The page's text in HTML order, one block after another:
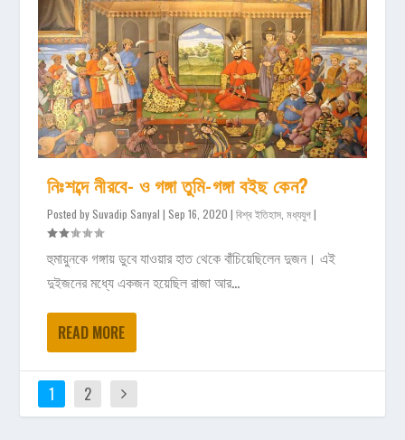
নিঃশব্দে নীরবে- ও গঙ্গা তুমি-গঙ্গা বইছ কেন?
Posted by Suvadip Sanyal | Sep 16, 2020 |বিশ্ব ইতিহাস ,মধ্যযুগ|
হুমায়ুনকে গঙ্গায় ডুবে যাওয়ার হাত থেকে বাঁচিয়েছিলেন দুজন। এই
দুইজনের মধ্যে একজন হয়েছিল রাজা আর...
READ MORE
1 2